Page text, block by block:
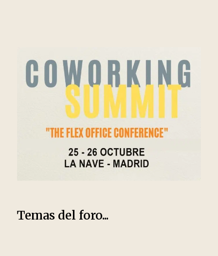
Temas del foro...